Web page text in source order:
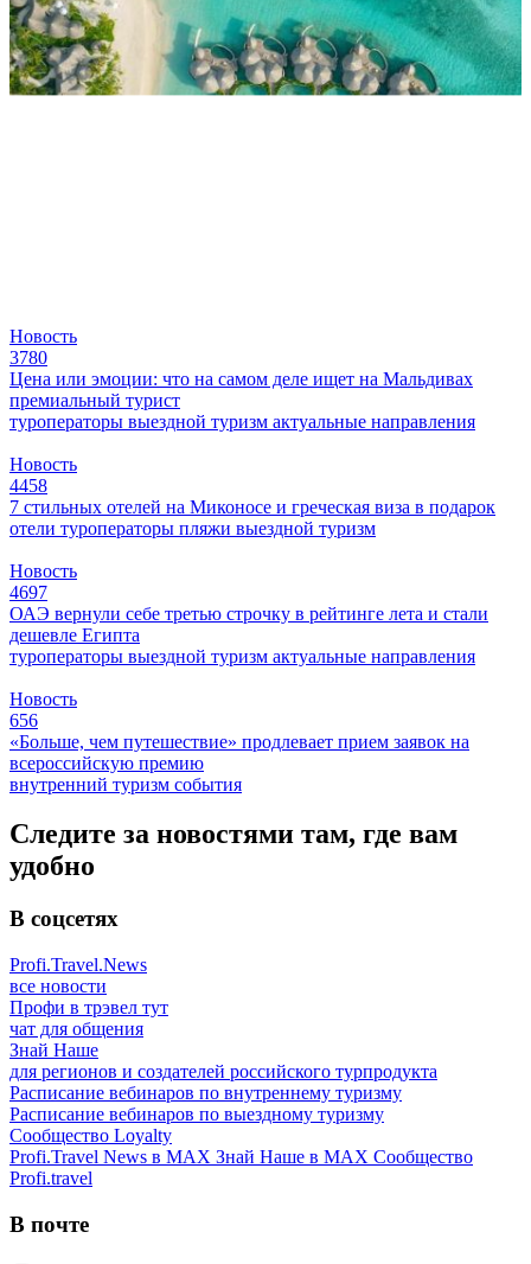
Новость
3780
Цена или эмоции: что на самом деле ищет на Мальдивах
премиальный турист
туроператоры выездной туризм актуальные направления
Новость
4458
7 стильных отелей на Миконосе и греческая виза в подарок
отели туроператоры пляжи выездной туризм
Новость
4697
ОАЭ вернули себе третью строчку в рейтинге лета и стали
дешевле Египта
туроператоры выездной туризм актуальные направления
Новость
656
«Больше, чем путешествие» продлевает прием заявок на
всероссийскую премию
внутренний туризм события
Следите за новостями там, где вам
удобно
В соцсетях
Profi.Travel.News
все новости
Профи в трэвел тут
чат для общения
Знай Наше
для регионов и создателей российского турпродукта
Расписание вебинаров по внутреннему туризму
Расписание вебинаров по выездному туризму
Сообщество Loyalty
Profi.Travel News в MAX Знай Наше в MAX Сообщество
Profi.travel
В почте